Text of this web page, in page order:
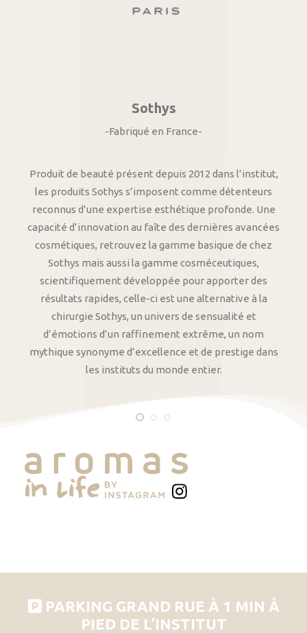
Sothys
-Fabriqué en France-
Produit de beauté présent depuis 2012 dans l’institut,
les produits Sothys s’imposent comme détenteurs
reconnus d’une expertise esthétique profonde. Une
capacité d’innovation au faîte des dernières avancées
cosmétiques, retrouvez la gamme basique de chez
Sothys mais aussi la gamme cosméceutiques,
scientifiquement développée pour apporter des
résultats rapides, celle-ci est une alternative à la
chirurgie Sothys, un univers de sensualité et
d’émotions d’un raffinement extrême, un nom
mythique synonyme d’excellence et de prestige dans
les instituts du monde entier.
PARKING GRAND RUE À 1 MIN À
PIED DE L’INSTITUT